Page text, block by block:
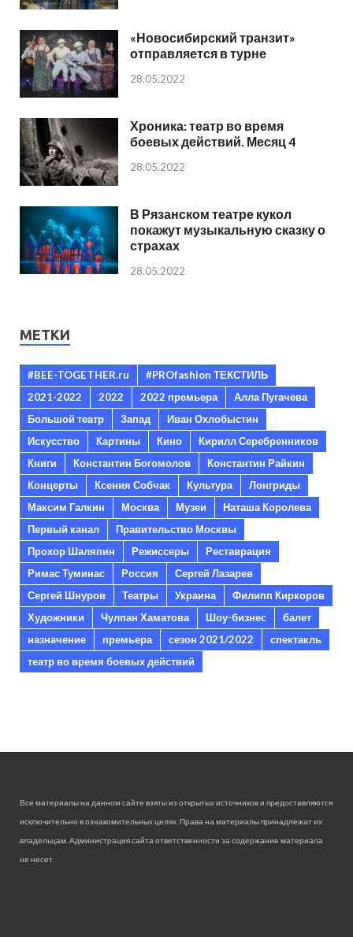
«Новосибирский транзит»
отправляется в турне
28.05.2022
Хроника: театр во время
боевых действий. Месяц 4
28.05.2022
В Рязанском театре кукол
покажут музыкальную сказку о
страхах
28.05.2022
МЕТКИ
#BEE-TOGETHER.ru
#PROfashion ТЕКСТИЛЬ
2021-2022
2022 2022 премьера
Алла Пугачева
Большой театр
Запад
Иван Охлобыстин
Искусство
Картины Кино
Кирилл Серебренников
Книги
Константин Богомолов
Константин Райкин
Концерты
Ксения Собчак Культура
Лонгриды
Максим Галкин
Москва Музеи
Наташа Королева
Первый канал
Правительство Москвы
Прохор Шаляпин
Режиссеры
Реставрация
Римас Туминас
Россия
Сергей Лазарев
Сергей Шнуров
Театры Украина
Филипп Киркоров
Художники
Чулпан Хаматова Шоу-бизнес
балет
назначение
премьера сезон 2021/2022
спектакль
театр во время боевых действий
Все материалы на данном сайте взяты из открытых источников и предоставляются
исключительно в ознакомительных целях. Права на материалы принадлежат их
владельцам. Администрация сайта ответственности за содержание материала
не несет.